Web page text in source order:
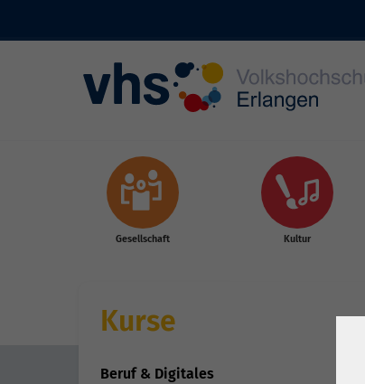
Gesellschaft Kultur
Kurse
Beruf & Digitales